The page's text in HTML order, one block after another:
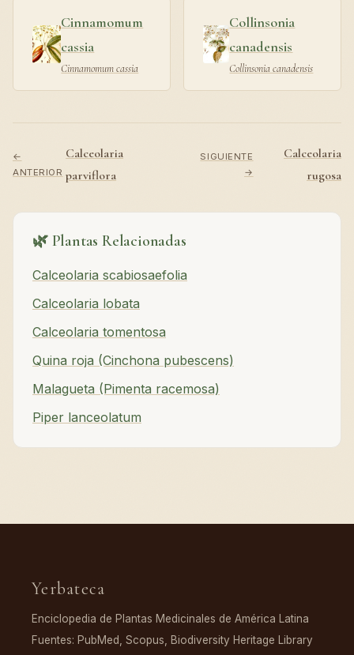
Cinnamomum
cassia
Cinnamomum cassia
Collinsonia
canadensis
Collinsonia canadensis
←
ANTERIOR
Calceolaria
parviflora
SIGUIENTE
→
Calceolaria
rugosa
🌿 Plantas Relacionadas
Calceolaria scabiosaefolia
Calceolaria lobata
Calceolaria tomentosa
Quina roja (Cinchona pubescens)
Malagueta (Pimenta racemosa)
Piper lanceolatum
Yerbateca
Enciclopedia de Plantas Medicinales de América Latina
Fuentes: PubMed, Scopus, Biodiversity Heritage Library